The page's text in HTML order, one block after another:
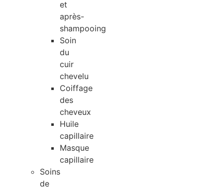
et
après-
shampooing
Soin
du
cuir
chevelu
Coiffage
des
cheveux
Huile
capillaire
Masque
capillaire
Soins
de